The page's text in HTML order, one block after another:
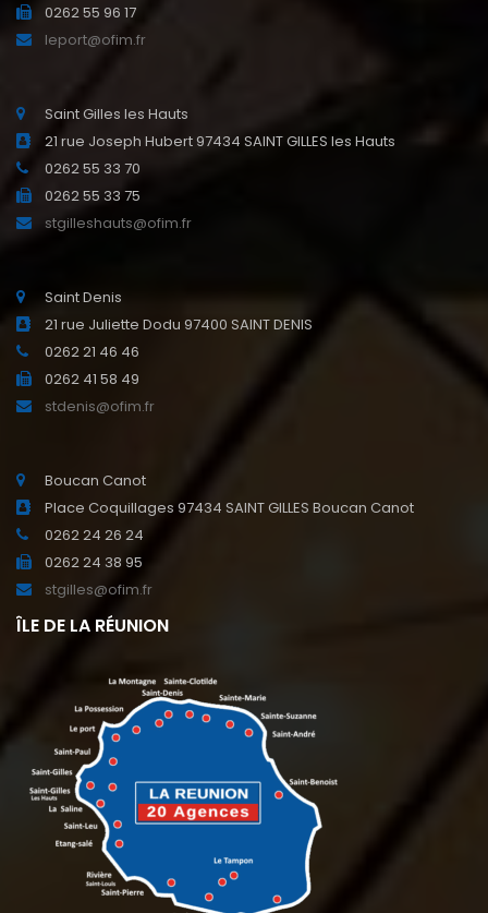
0262 55 96 17
leport@ofim.fr
Saint Gilles les Hauts
21 rue Joseph Hubert 97434 SAINT GILLES les Hauts
0262 55 33 70
0262 55 33 75
stgilleshauts@ofim.fr
Saint Denis
21 rue Juliette Dodu 97400 SAINT DENIS
0262 21 46 46
0262 41 58 49
stdenis@ofim.fr
Boucan Canot
Place Coquillages 97434 SAINT GILLES Boucan Canot
0262 24 26 24
0262 24 38 95
stgilles@ofim.fr
ÎLE DE LA RÉUNION